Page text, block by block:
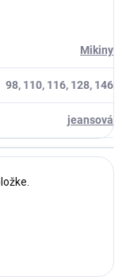
Mikiny
98, 110, 116, 128, 146
jeansová